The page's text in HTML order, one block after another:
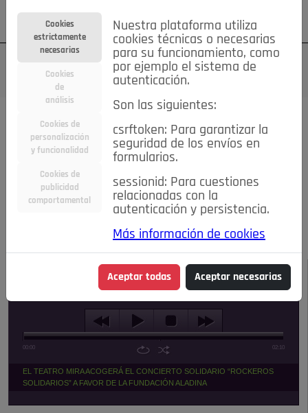
Su cuenta Regístrese ¿Olvidó su contraseña?
Todas las noticias..
#TePrestoMisOjos Caridad
Ciencia&Tecnología
Economía
Entretenimiento
Estilo de Vida
Internacional
Madrid Opinión IN
Pozuelo de Alarcón
Salud 🔴 En Directo
NOTICIAS
Escucha el audio de esta noticia:
00:00 02:10
EL TEATRO MIRA ACOGERÁ EL CONCIERTO SOLIDARIO “ROCKEROS
SOLIDARIOS” A FAVOR DE LA FUNDACIÓN ALADINA
Cookies
estrictamente
necesarias
Cookies
de
análisis
Cookies de
personalización
y funcionalidad
Cookies de
publicidad
comportamental
Nuestra plataforma utiliza
cookies técnicas o necesarias
para su funcionamiento, como
por ejemplo el sistema de
autenticación.
Son las siguientes:
csrftoken: Para garantizar la
seguridad de los envíos en
formularios.
sessionid: Para cuestiones
relacionadas con la
autenticación y persistencia.
Más información de cookies
Aceptar todas Aceptar necesarias